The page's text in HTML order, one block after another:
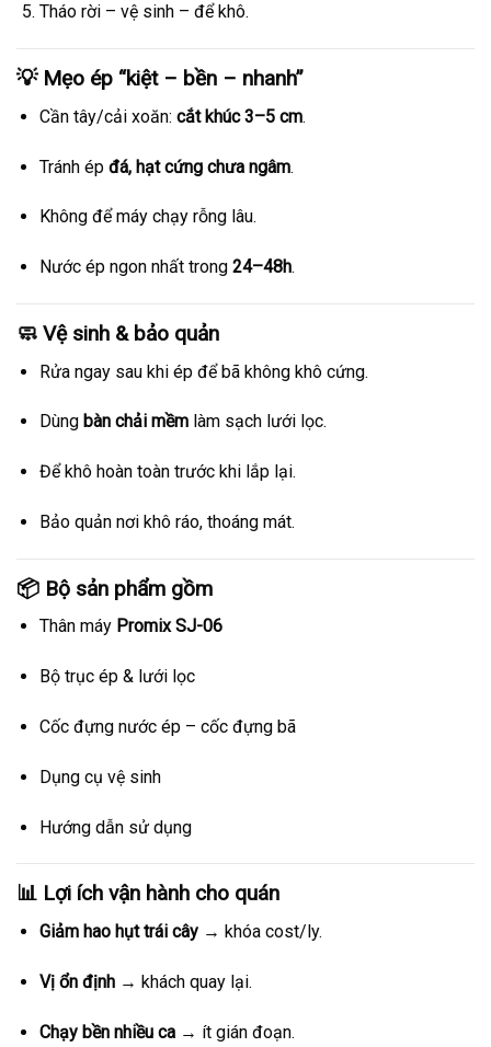
Tháo rời – vệ sinh – để khô.
💡 Mẹo ép “kiệt – bền – nhanh”
Cần tây/cải xoăn: cắt khúc 3–5 cm.
Tránh ép đá, hạt cứng chưa ngâm.
Không để máy chạy rỗng lâu.
Nước ép ngon nhất trong 24–48h.
🧼 Vệ sinh & bảo quản
Rửa ngay sau khi ép để bã không khô cứng.
Dùng bàn chải mềmlàm sạch lưới lọc.
Để khô hoàn toàn trước khi lắp lại.
Bảo quản nơi khô ráo, thoáng mát.
📦 Bộ sản phẩm gồm
Thân máy Promix SJ-06
Bộ trục ép & lưới lọc
Cốc đựng nước ép – cốc đựng bã
Dụng cụ vệ sinh
Hướng dẫn sử dụng
📊 Lợi ích vận hành cho quán
Giảm hao hụt trái cây→ khóa cost/ly.
Vị ổn định→ khách quay lại.
Chạy bền nhiều ca→ ít gián đoạn.